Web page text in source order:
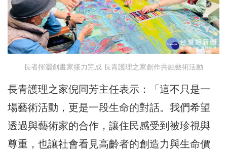
長者揮灑創畫家接力完成 長青護理之家創作共融藝術活動
長青護理之家倪同芳主任表示：「這不只是一
場藝術活動，更是一段生命的對話。我們希望
透過與藝術家的合作，讓住民感受到被珍視與
尊重，也讓社會看見高齡者的創造力與生命價